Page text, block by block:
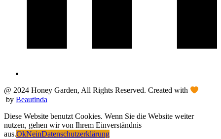
@ 2024 Honey Garden, All Rights Reserved. Created with
by Beautinda
Diese Website benutzt Cookies. Wenn Sie die Website weiter
nutzen, gehen wir von Ihrem Einverständnis
aus.OkNeinDatenschutzerklärung